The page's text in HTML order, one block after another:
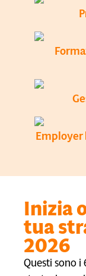
Inizia
tua
2026
Questi sono